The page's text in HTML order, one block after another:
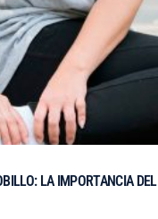
LA IMPORTANCIA DEL